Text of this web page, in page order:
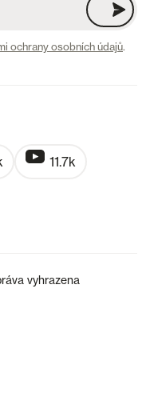
ochrany osobních údajů.
11.7k
vyhrazena